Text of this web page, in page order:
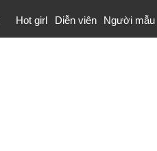
Hot girl Diễn viên Người mẫu